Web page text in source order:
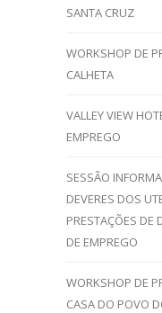
SANTA CRUZ
WORKSHOP DE
CALHETA
VALLEY VIEW
EMPREGO
SESSÃO
DEVERES DOS
PRESTAÇÕES DE
DE EMPREGO
WORKSHOP DE
CASA DO POVO